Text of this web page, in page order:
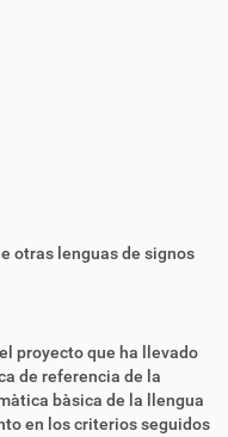
otras lenguas de signos
proyecto que ha llevado
de referencia de la
bàsica de la llengua
en los criterios seguidos